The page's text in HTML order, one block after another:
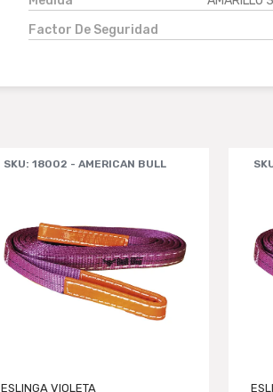
Factor De Seguridad
SKU: 18002 - AMERICAN BULL
ESLINGA VIOLETA